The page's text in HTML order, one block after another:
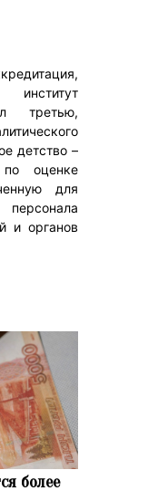
третью,
детство –
по оценке
для
и органов
более